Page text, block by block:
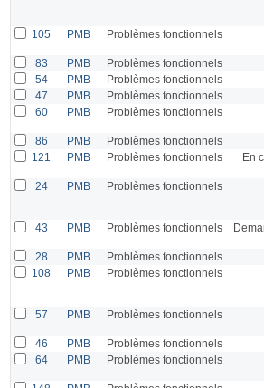
105 PMB Problèmes fonctionnels
83 PMB Problèmes fonctionnels
54
PMB Problèmes fonctionnels
47
PMB Problèmes fonctionnels
60
PMB Problèmes fonctionnels
86 PMB Problèmes fonctionnels
121
PMB Problèmes fonctionnels En
24 PMB Problèmes fonctionnels
43 PMB Problèmes fonctionnels
28 PMB Problèmes fonctionnels
108
PMB Problèmes fonctionnels
57 PMB Problèmes fonctionnels
46 PMB Problèmes fonctionnels
64
PMB Problèmes fonctionnels